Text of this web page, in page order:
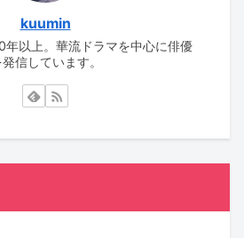
kuumin
年以上。華流ドラマを中心に俳優
信しています。